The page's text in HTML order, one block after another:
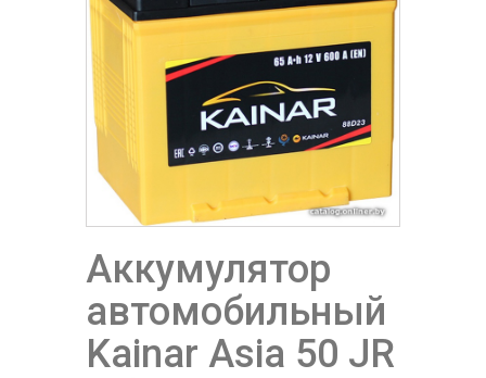
Аккумулятор
автомобильный
Kainar Asia 50 JR